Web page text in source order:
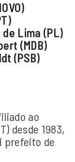
Lima (PL)
(MDB)
(PSB)
ao
desde 1983,
prefeito de